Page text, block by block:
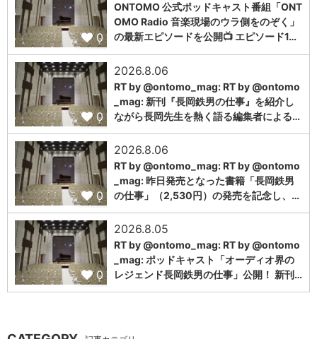
0
ONTOMO 公式ポッドキャスト番組「ONT
OMO Radio 音楽現場のウラ側をのぞく」
の最新エピソードを公開📺 エピソード1…
0
2026.8.06
RT by @ontomo_mag: RT by @ontomo
_mag: 新刊『長岡鉄男の仕事』を紹介し
ながら長岡先生を熱く語る編集者による…
0
2026.8.06
RT by @ontomo_mag: RT by @ontomo
_mag: 昨日発売となった書籍「長岡鉄男
の仕事」（2,530円）の発売を記念し、…
0
2026.8.05
RT by @ontomo_mag: RT by @ontomo
_mag: ポッドキャスト「オーディオ界の
レジェンド長岡鉄男の仕事」公開！ 新刊…